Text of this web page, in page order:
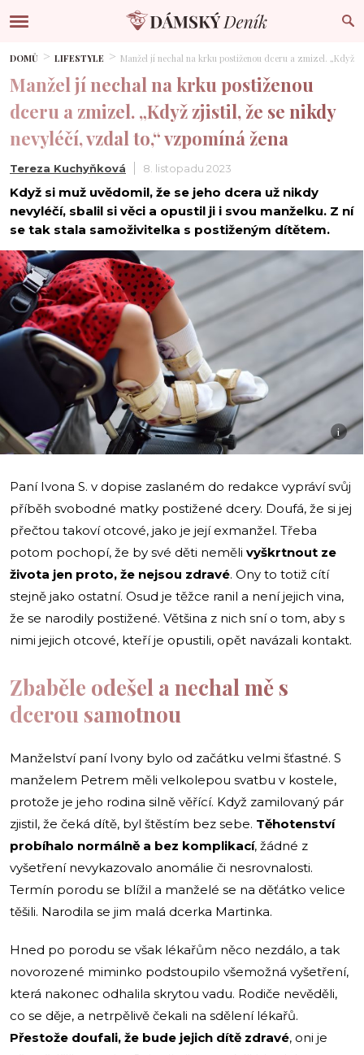
DOMŮ LIFESTYLE Manžel jí nechal na krku postiženou dceru a zmizel. „Když
Manžel jí nechal na krku postiženou
dceru a zmizel. „Když zjistil, že se nikdy
nevyléčí, vzdal to,“ vzpomíná žena
Tereza Kuchyňková 8. listopadu 2023
Když si muž uvědomil, že se jeho dcera už nikdy
nevyléčí, sbalil si věci a opustil ji i svou manželku. Z ní
se tak stala samoživitelka s postiženým dítětem.
i
Paní Ivona S. v dopise zaslaném do redakce vypráví svůj
příběh svobodné matky postižené dcery. Doufá, že si jej
přečtou takoví otcové, jako je její exmanžel. Třeba
potom pochopí, že by své děti neměli vyškrtnout ze
života jen proto, že nejsou zdravé. Ony to totiž cítí
stejně jako ostatní. Osud je těžce ranil a není jejich vina,
že se narodily postižené. Většina z nich sní o tom, aby s
nimi jejich otcové, kteří je opustili, opět navázali kontakt.
Zbaběle odešel a nechal mě s
dcerou samotnou
Manželství paní Ivony bylo od začátku velmi šťastné. S
manželem Petrem měli velkolepou svatbu v kostele,
protože je jeho rodina silně věřící. Když zamilovaný pár
zjistil, že čeká dítě, byl štěstím bez sebe. Těhotenství
probíhalo normálně a bez komplikací, žádné z
vyšetření nevykazovalo anomálie či nesrovnalosti.
Termín porodu se blížil a manželé se na děťátko velice
těšili. Narodila se jim malá dcerka Martinka.
Hned po porodu se však lékařům něco nezdálo, a tak
novorozené miminko podstoupilo všemožná vyšetření,
která nakonec odhalila skrytou vadu. Rodiče nevěděli,
co se děje, a netrpělivě čekali na sdělení lékařů.
Přestože doufali, že bude jejich dítě zdravé, oni je